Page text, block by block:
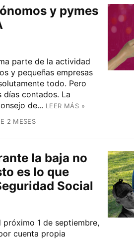
y pymes
parte de la actividad
y pequeñas empresas
todo. Pero
días contados. La
de... LEER MÁS »
2 MESES
la baja no
es lo que
Social
próximo 1 de septiembre,
cuenta propia